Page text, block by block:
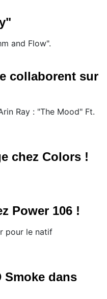
and Flow".
collaborent sur
Ray : "The Mood" Ft.
chez Colors !
Power 106 !
pour le natif
Smoke dans